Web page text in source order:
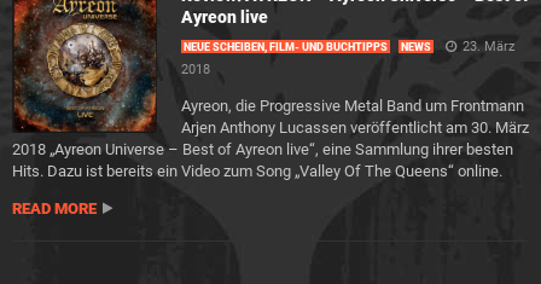
Ayreon live
NEUE SCHEIBEN, FILM- UND BUCHTIPPS NEWS
23. März
2018
Ayreon, die Progressive Metal Band um Frontmann
Arjen Anthony Lucassen veröffentlicht am 30. März
2018 „Ayreon Universe – Best of Ayreon live“, eine Sammlung ihrer besten
Hits. Dazu ist bereits ein Video zum Song „Valley Of The Queens“ online.
READ MORE